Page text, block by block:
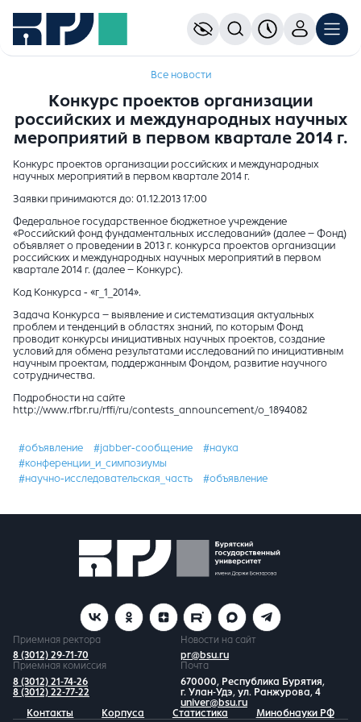
Все новости
Конкурс проектов организации
российских и международных научных
мероприятий в первом квартале 2014 г.
Конкурс проектов организации российских и международных
научных мероприятий в первом квартале 2014 г.
Заявки принимаются до: 01.12.2013 17:00
Федеральное государственное бюджетное учреждение
«Российский фонд фундаментальных исследований» (далее – Фонд)
объявляет о проведении в 2013 г. конкурса проектов организации
российских и международных научных мероприятий в первом
квартале 2014 г. (далее – Конкурс).
Код Конкурса - «г_1_2014».
Задача Конкурса – выявление и систематизация актуальных
проблем и тенденций в областях знаний, по которым Фонд
проводит конкурсы инициативных научных проектов, создание
условий для обмена результатами исследований по инициативным
научным проектам, поддержанным Фондом, развитие научного
сотрудничества.
Подробности на сайте
http://www.rfbr.ru/rffi/ru/contests_announcement/o_1894082
#объявление #jabber-сообщение
#наука
#конференции_и_симпозиумы
#научно-исследовательская_часть
#объявление
Приемная ректора
8 (3012) 29-71-70
Новости на сайт
pr@bsu.ru
Приемная комиссия
8 (3012) 21-74-26
8 (3012) 22-77-22
Почта
670000, Республика Бурятия,
г. Улан-Удэ, ул. Ранжурова, 4
univer@bsu.ru
Контакты
Корпуса Статистика Минобнауки РФ